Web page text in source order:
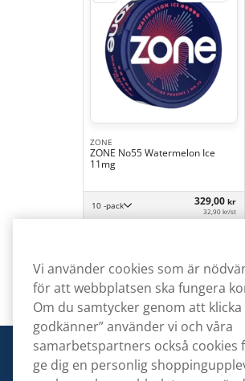
ZONE
ZONE No55 Watermelon Ice
11mg
10 -pack 329,00 kr
32,90 kr/st
Denna tobaksprodukt
hälsan och är
Vi använder cookies som är
för att webbplatsen ska fungera
Om du samtycker genom att klicka
godkänner” använder vi och våra
samarbetspartners också cookies
ge dig en personlig